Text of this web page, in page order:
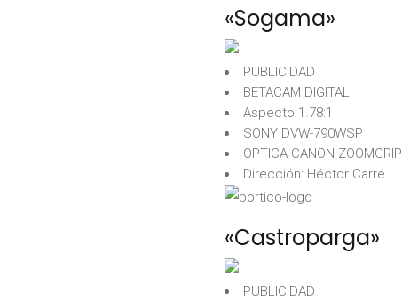
«Sogama»
PUBLICIDAD
BETACAM DIGITAL
Aspecto 1.78:1
SONY DVW-790WSP
OPTICA CANON ZOOMGRIP
Dirección: Héctor Carré
«Castroparga»
PUBLICIDAD